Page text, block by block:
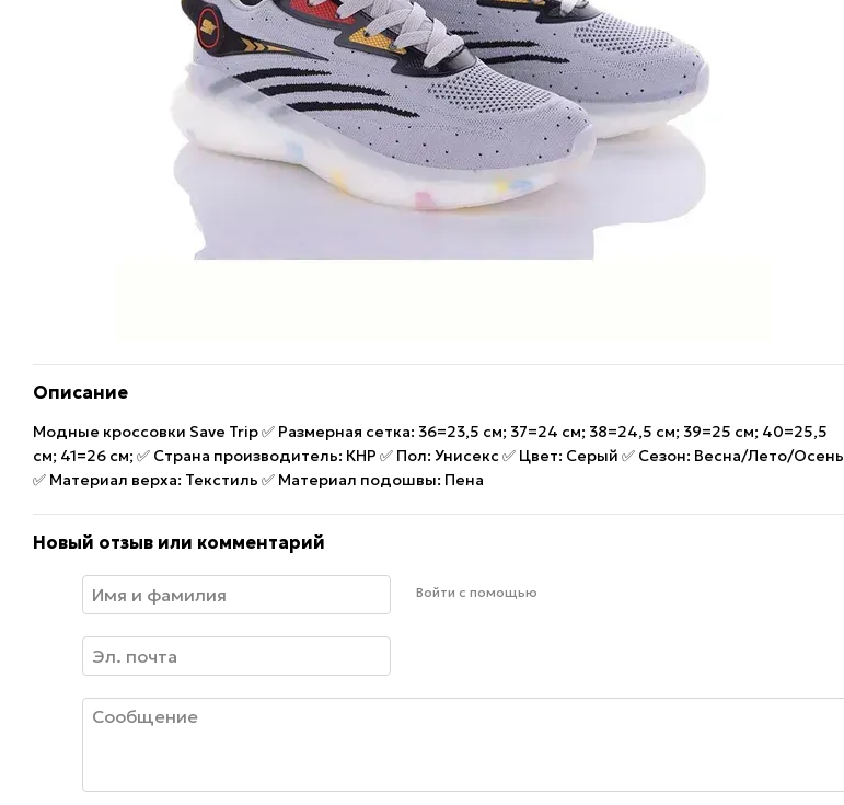
Описание
Модные кроссовки Save Trip ✅ Размерная сетка: 36=23,5 см; 37=24 см; 38=24,5 см; 39=25 см; 40=25,5
см; 41=26 см; ✅ Страна производитель: КНР ✅ Пол: Унисекс ✅ Цвет: Серый ✅ Сезон: Весна/Лето/Осень
✅ Материал верха: Текстиль ✅ Материал подошвы: Пена
Новый отзыв или комментарий
Войти с помощью